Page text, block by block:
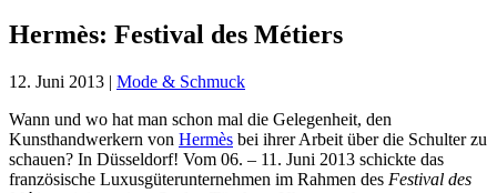
Hermès: Festival des Métiers
12. Juni 2013 | Mode & Schmuck
Wann und wo hat man schon mal die Gelegenheit, den
Kunsthandwerkern von Hermès bei ihrer Arbeit über die Schulter zu
schauen? In Düsseldorf! Vom 06. – 11. Juni 2013 schickte das
französische Luxusgüterunternehmen im Rahmen des Festival des